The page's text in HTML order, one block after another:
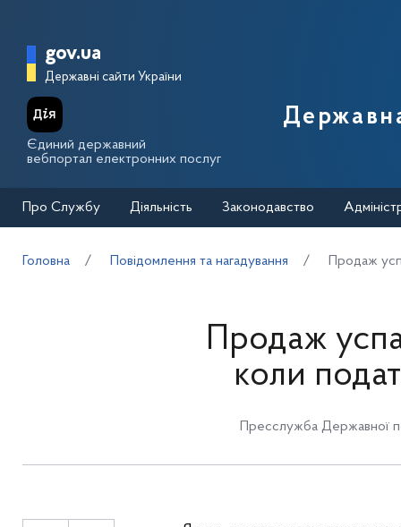
Головна сторінка Державної
gov.ua
Державні сайти України
Єдиний державний
вебпортал електронних послуг
Про Службу Діяльність Законодавство
Головна Повідомлення та нагадування Продаж
Продаж
коли
Пресслужба Державної